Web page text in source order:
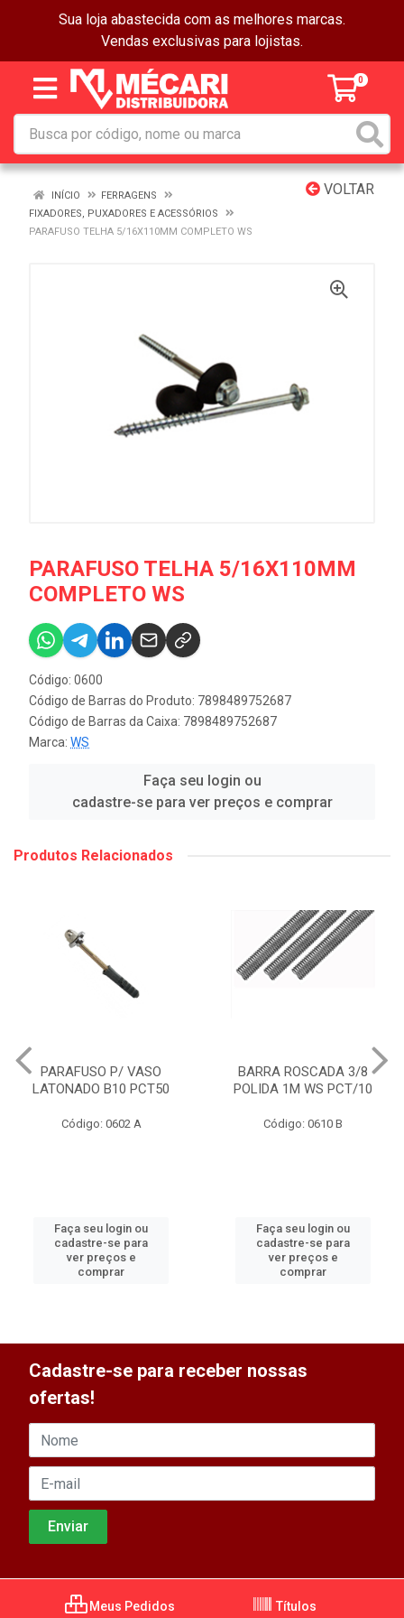
Sua loja abastecida com as melhores marcas.
Vendas exclusivas para lojistas.
0
VOLTAR
INÍCIO
FERRAGENS
FIXADORES, PUXADORES E ACESSÓRIOS
PARAFUSO TELHA 5/16X110MM COMPLETO WS
PARAFUSO TELHA 5/16X110MM
COMPLETO WS
Código: 0600
Código de Barras do Produto: 7898489752687
Código de Barras da Caixa: 7898489752687
Marca: WS
Faça seu login ou
cadastre-se para ver preços e comprar
Produtos Relacionados
PARAFUSO P/ VASO
LATONADO B10 PCT50
Código: 0602 A
Faça seu login ou
cadastre-se para
ver preços e
comprar
BARRA ROSCADA 3/8
POLIDA 1M WS PCT/10
Código: 0610 B
Faça seu login ou
cadastre-se para
ver preços e
comprar
Cadastre-se para receber nossas
ofertas!
Meus Pedidos Títulos